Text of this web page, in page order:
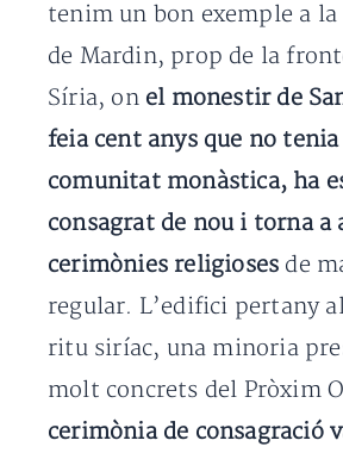
tenim un bon exemple a
de Mardin, prop de la
Síria, on el monestir de
feia cent anys que no
comunitat monàstica, ha
consagrat de nou i torna a
cerimònies religioses de
regular. L’edifici pertany
ritu siríac, una minoria
molt concrets del Pròxim
cerimònia de consagració